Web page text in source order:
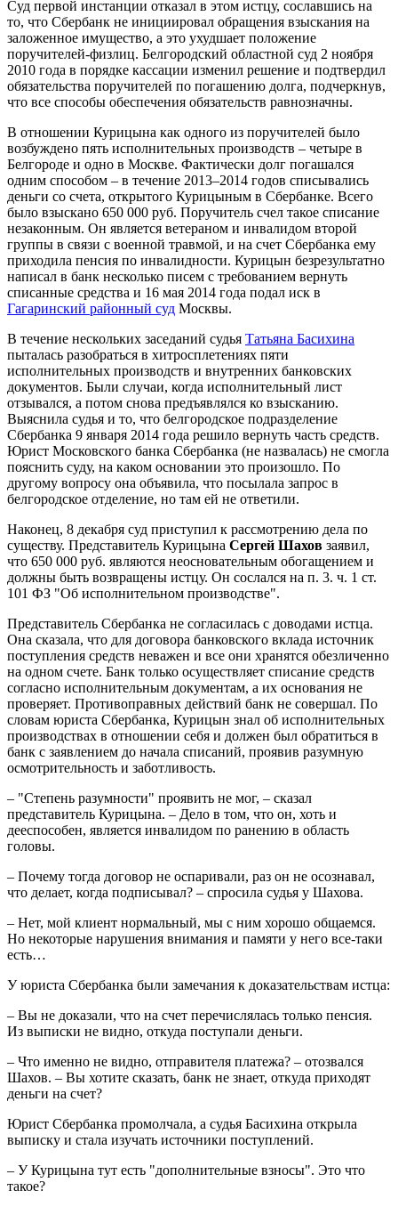
Суд первой инстанции отказал в этом истцу, сославшись на
то, что Сбербанк не инициировал обращения взыскания на
заложенное имущество, а это ухудшает положение
поручителей-физлиц. Белгородский областной суд 2 ноября
2010 года в порядке кассации изменил решение и подтвердил
обязательства поручителей по погашению долга, подчеркнув,
что все способы обеспечения обязательств равнозначны.
В отношении Курицына как одного из поручителей было
возбуждено пять исполнительных производств – четыре в
Белгороде и одно в Москве. Фактически долг погашался
одним способом – в течение 2013–2014 годов списывались
деньги со счета, открытого Курицыным в Сбербанке. Всего
было взыскано 650 000 руб. Поручитель счел такое списание
незаконным. Он является ветераном и инвалидом второй
группы в связи с военной травмой, и на счет Сбербанка ему
приходила пенсия по инвалидности. Курицын безрезультатно
написал в банк несколько писем с требованием вернуть
списанные средства и 16 мая 2014 года подал иск в
Гагаринский районный суд Москвы.
В течение нескольких заседаний судья Татьяна Басихина
пыталась разобраться в хитросплетениях пяти
исполнительных производств и внутренних банковских
документов. Были случаи, когда исполнительный лист
отзывался, а потом снова предъявлялся ко взысканию.
Выяснила судья и то, что белгородское подразделение
Сбербанка 9 января 2014 года решило вернуть часть средств.
Юрист Московского банка Сбербанка (не назвалась) не смогла
пояснить суду, на каком основании это произошло. По
другому вопросу она объявила, что посылала запрос в
белгородское отделение, но там ей не ответили.
Наконец, 8 декабря суд приступил к рассмотрению дела по
существу. Представитель Курицына Сергей Шахов заявил,
что 650 000 руб. являются неосновательным обогащением и
должны быть возвращены истцу. Он сослался на п. 3. ч. 1 ст.
101 ФЗ "Об исполнительном производстве".
Представитель Сбербанка не согласилась с доводами истца.
Она сказала, что для договора банковского вклада источник
поступления средств неважен и все они хранятся обезличенно
на одном счете. Банк только осуществляет списание средств
согласно исполнительным документам, а их основания не
проверяет. Противоправных действий банк не совершал. По
словам юриста Сбербанка, Курицын знал об исполнительных
производствах в отношении себя и должен был обратиться в
банк с заявлением до начала списаний, проявив разумную
осмотрительность и заботливость.
– "Степень разумности" проявить не мог, – сказал
представитель Курицына. – Дело в том, что он, хоть и
дееспособен, является инвалидом по ранению в область
головы.
– Почему тогда договор не оспаривали, раз он не осознавал,
что делает, когда подписывал? – спросила судья у Шахова.
– Нет, мой клиент нормальный, мы с ним хорошо общаемся.
Но некоторые нарушения внимания и памяти у него все-таки
есть…
У юриста Сбербанка были замечания к доказательствам истца:
– Вы не доказали, что на счет перечислялась только пенсия.
Из выписки не видно, откуда поступали деньги.
– Что именно не видно, отправителя платежа? – отозвался
Шахов. – Вы хотите сказать, банк не знает, откуда приходят
деньги на счет?
Юрист Сбербанка промолчала, а судья Басихина открыла
выписку и стала изучать источники поступлений.
– У Курицына тут есть "дополнительные взносы". Это что
такое?